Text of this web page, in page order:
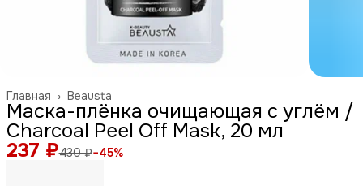
Beausta
Главная ›
Маска-плёнка очищающая с углём /
Charcoal Peel Off Mask, 20 мл
237 ₽430 ₽−45%